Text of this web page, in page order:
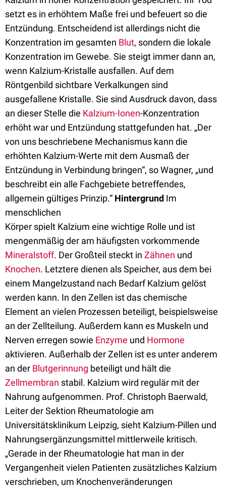
setzt es in erhöhtem Maße frei und befeuert so die
Entzündung. Entscheidend ist allerdings nicht die
Konzentration im gesamten Blut, sondern die lokale
Konzentration im Gewebe. Sie steigt immer dann an,
wenn Kalzium-Kristalle ausfallen. Auf dem
Röntgenbild sichtbare Verkalkungen sind
ausgefallene Kristalle. Sie sind Ausdruck davon, dass
an dieser Stelle die Kalzium-Ionen-Konzentration
erhöht war und Entzündung stattgefunden hat. „Der
von uns beschriebene Mechanismus kann die
erhöhten Kalzium-Werte mit dem Ausmaß der
Entzündung in Verbindung bringen“, so Wagner, „und
beschreibt ein alle Fachgebiete betreffendes,
allgemein gültiges Prinzip.“ Hintergrund Im
menschlichen
Körper spielt Kalzium eine wichtige Rolle und ist
mengenmäßig der am häufigsten vorkommende
Mineralstoff. Der Großteil steckt in Zähnen und
Knochen. Letztere dienen als Speicher, aus dem bei
einem Mangelzustand nach Bedarf Kalzium gelöst
werden kann. In den Zellen ist das chemische
Element an vielen Prozessen beteiligt, beispielsweise
an der Zellteilung. Außerdem kann es Muskeln und
Nerven erregen sowie Enzyme und Hormone
aktivieren. Außerhalb der Zellen ist es unter anderem
an der Blutgerinnung beteiligt und hält die
Zellmembran stabil. Kalzium wird regulär mit der
Nahrung aufgenommen. Prof. Christoph Baerwald,
Leiter der Sektion Rheumatologie am
Universitätsklinikum Leipzig, sieht Kalzium-Pillen und
Nahrungsergänzungsmittel mittlerweile kritisch.
„Gerade in der Rheumatologie hat man in der
Vergangenheit vielen Patienten zusätzliches Kalzium
verschrieben, um Knochenveränderungen